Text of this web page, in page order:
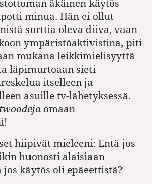
äkäinen käytös
minua. Hän ei ollut
sorttia oleva diiva, vaan
ympäristöaktivistina, piti
mukana leikkimielisyyttä
läpimurtoaan sieti
itselleen ja
asuille tv-lähetyksessä.
omaan
hiipivät mieleeni: Entä jos
huonosti alaisiaan
jos käytös oli epäeettistä?